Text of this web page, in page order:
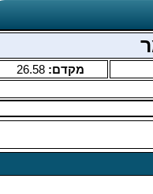
מקדם:26.58